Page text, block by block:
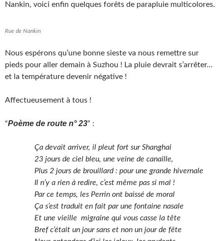
Nankin, voici enfin quelques forêts de parapluie multicolores.
Rue de Nankin
Nous espérons qu’une bonne sieste va nous remettre sur
pieds pour aller demain à Suzhou ! La pluie devrait s’arrêter…
et la température devenir négative !
Affectueusement à tous !
“Poème de route n° 23” :
Ça devait arriver, il pleut fort sur Shanghai
23 jours de ciel bleu, une veine de canaille,
Plus 2 jours de brouillard : pour une grande hivernale
Il n’y a rien à redire, c’est même pas si mal !
Par ce temps, les Perrin ont baissé de moral
Ça s’est traduit en fait par une fontaine nasale
Et une vieille migraine qui vous casse la tête
Bref c’était un jour sans et non un jour de fête